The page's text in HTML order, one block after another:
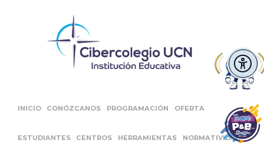
INICIO CONÓZCANOS PROGRAMACIÓN OFERTA
ESTUDIANTES CENTROS HERRAMIENTAS NORMATIVIDAD